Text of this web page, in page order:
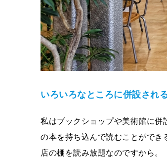
いろいろなところに併設され
私はブックショップや美術館に
の本を持ち込んで読むことがで
店の棚を読み放題なのですから。